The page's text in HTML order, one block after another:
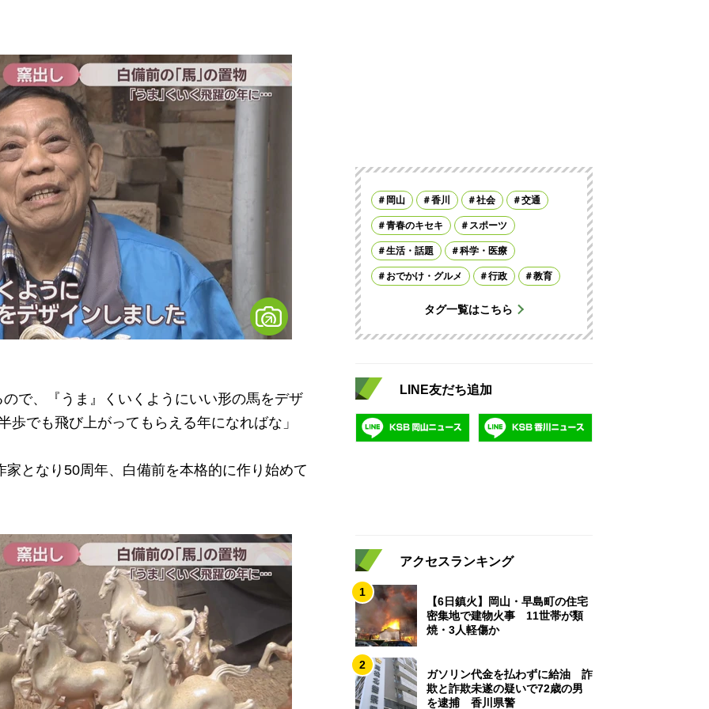
で、『うま』くいくようにいい形の馬をデザ
でも飛び上がってもらえる年になればな」
となり50周年、白備前を本格的に作り始めて
岡山 香川 社会 交通
青春のキセキ スポーツ
生活・話題 科学・医療
おでかけ・グルメ 行政 教育
タグ一覧はこちら
LINE友だち追加
アクセスランキング
1
【6日鎮火】岡山・早島町の住宅
密集地で建物火事 11世帯が類
焼・3人軽傷か
2
ガソリン代金を払わずに給油 詐
欺と詐欺未遂の疑いで72歳の男
を逮捕 香川県警